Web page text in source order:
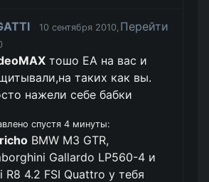
10 сентября 2010, Перейти
тошо EA на вас и
таких как вы.
нажели себе бабки
спустя 4 минуты:
BMW M3 GTR,
Gallardo LP560-4 и
R8 4.2 FSI Quattro у тебя